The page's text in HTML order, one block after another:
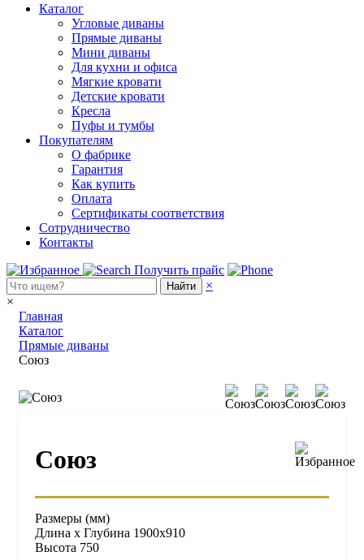
Каталог
Угловые диваны
Прямые диваны
Мини диваны
Для кухни и офиса
Мягкие кровати
Детские кровати
Кресла
Пуфы и тумбы
Покупателям
О фабрике
Гарантия
Как купить
Оплата
Сертификаты соответствия
Сотрудничество
Контакты
Получить прайс
Найти
×
×
Главная
Каталог
Прямые диваны
Союз
Союз
Размеры (мм)
Длина x Глубина 1900х910
Высота 750